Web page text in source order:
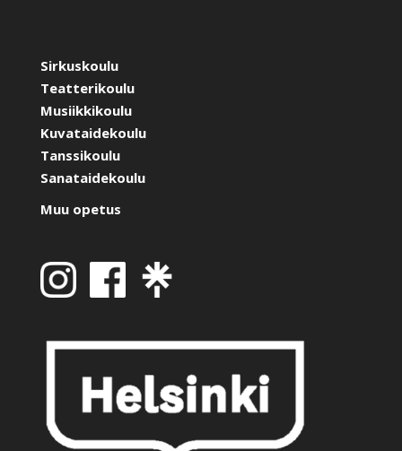
Sirkuskoulu
Teatterikoulu
Musiikkikoulu
Kuvataidekoulu
Tanssikoulu
Sanataidekoulu
Muu opetus